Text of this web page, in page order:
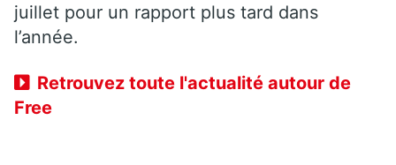
juillet pour un rapport plus tard dans
l’année.
Retrouvez toute l'actualité autour de
Free